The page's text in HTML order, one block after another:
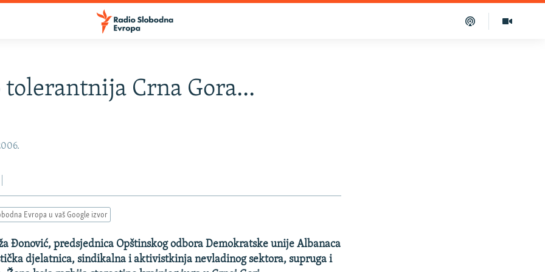
tolerantnija Crna Gora...
Evropa u vaš Google izvor
Đonović, predsjednica Opštinskog odbora Demokratske unije Albanaca
djelatnica, sindikalna i aktivistkinja nevladinog sektora, supruga i